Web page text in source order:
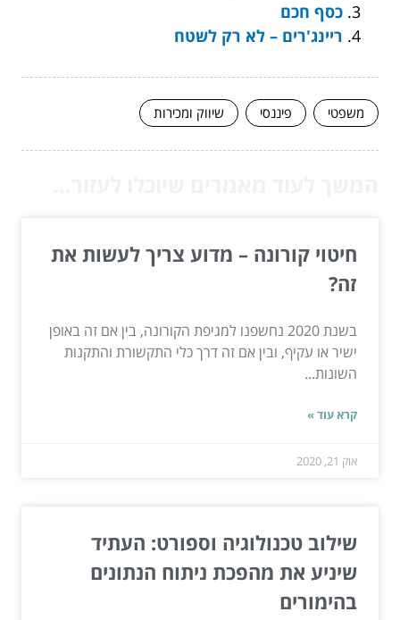
כסף חכם
ריינג'רים – לא רק לשטח
משפטי פיננסי שיווק ומכירות
חיטוי קורונה – מדוע צריך לעשות את
זה?
בשנת 2020 נחשפנו למגיפת הקורונה, בין אם זה באופן
ישיר או עקיף, ובין אם זה דרך כלי התקשורת והתקנות
השונות...
קרא עוד »
אוק 21, 2020
שילוב טכנולוגיה וספורט: העתיד
שיניע את מהפכת ניתוח הנתונים
בהימורים